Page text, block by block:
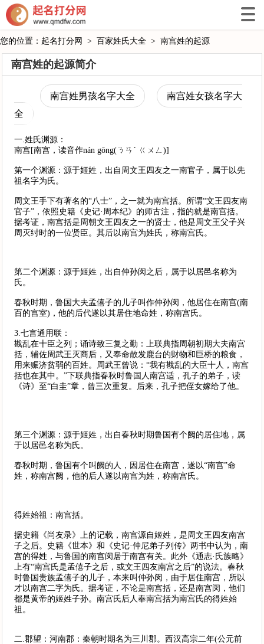
您的位置： 起名打分网 > 百家姓氏大全 > 南宫姓的起源
南宫姓的起源简介
南宫姓男孩名字大全
南宫姓女孩名字大
全
一.姓氏渊源：
南宫[南宫，读音作nán gōng(ㄋㄢˊ ㄍㄨㄥ)]
第一个渊源：源于姬姓，出自周文王四友之一南官子，属于以先
祖名字为氏。
周文王手下有著名的“八士”，之一就为南宫括。所谓“文王四友南
官子”，依照史籍《史记·周本纪》的师古注，指的就是南宫括。
据考证，南宫括是周朝文王四友之一的贤士，他是周文王父子兴
周灭纣时的一位贤臣。其后以南宫为姓氏，称南宫氏。
第二个渊源：源于姬姓，出自仲孙闵之后，属于以居邑名称为
氏。
春秋时期，鲁国大夫孟僖子的儿子叫作仲孙闵，他居住在南宫(南
百的宫室)，他的后代遂以其居住地命姓，称南宫氏。
3.七言通用联：
戡乱在十臣之列；诵诗致三复之勤：上联典指周朝初期大夫南宫
括，辅佐周武王灭商后，又奉命散发鹿台的财物和巨桥的粮食，
用来赈济贫弱的百姓。周武王曾说：“我有戡乱的大臣十人，南宫
括也在其中。”下联典指春秋时鲁国人南宫适，孔子的弟子，读
《诗》至“白圭”章，曾三次重复。后来，孔子把侄女嫁给了他。
第三个渊源：源于姬姓，出自春秋时期鲁国有个阙的居住地，属
于以居邑名称为氏。
春秋时期，鲁国有个叫阙的人，因居住在南宫，遂以“南宫”命
姓，称南宫阙，他的后人遂以南宫为姓，称南宫氏。
得姓始祖：南宫括。
据史籍《尚友录》上的记载，南宫源自姬姓，是周文王四友南宫
子之后。史籍《世本》和《史记·仲尼弟子列传》两书中认为，南
宫的得姓，与鲁国的南宫闵居于南宫有关。此外《通志·氏族略》
上有“南宫氏是孟僖子之后，或文王四友南宫之后”的说法。春秋
时鲁国贵族孟僖子的儿子，本来叫仲孙闵，由于居住南宫，所以
才以南宫二字为氏。据考证，不论是南宫括，还是南宫闵，他们
都是黄帝的姬姓子孙。南宫氏后人奉南宫括为南宫氏的得姓始
祖。
二.郡望：河南郡：秦朝时期名为三川郡。西汉高宗二年(公元前